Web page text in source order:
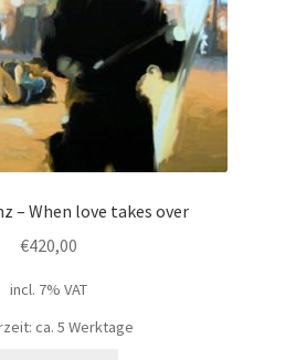
– When love takes over
€420,00
incl. 7% VAT
ca. 5 Werktage